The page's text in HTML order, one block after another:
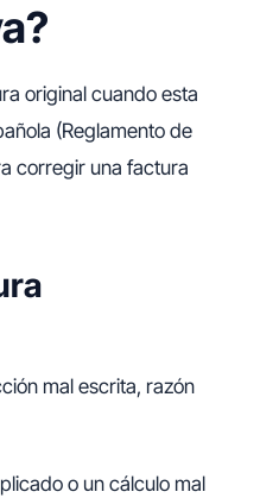
original cuando esta
(Reglamento de
corregir una factura
mal escrita, razón
o un cálculo mal